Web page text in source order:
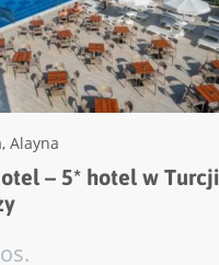
, Alayna
– 5* hotel w Turcji